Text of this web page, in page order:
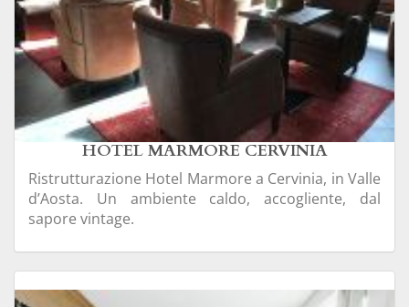
HOTEL MARMORE CERVINIA
Ristrutturazione Hotel Marmore a Cervinia, in Valle
d’Aosta. Un ambiente caldo, accogliente, dal
sapore vintage.